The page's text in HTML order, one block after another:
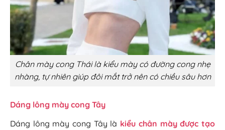
Chân mày cong Thái là kiểu mày có đường cong nhẹ
nhàng, tự nhiên giúp đôi mắt trở nên có chiều sâu hơn
Dáng lông mày cong Tây
Dáng lông mày cong Tây là kiểu chân mày được tạo